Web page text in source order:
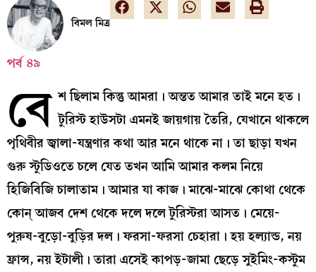
বিমল মিত্র
পর্ব ৪৯
বে শ ছিলাম কিন্তু আমরা। অন্তত আমার তাই মনে হত।
টুরিস্ট হাউসটা এমনই জায়গায় তৈরি, যেখানে থাকলে
পৃথিবীর জ্বালা-যন্ত্রণার কথা আর মনে থাকে না। তা ছাড়া যখন
গুরু স্টুডিওতে চলে যেত তখন আমি আমার কলম নিয়ে
হিজিবিজি চালাতাম। আমার যা কাজ। মাঝে-মাঝে কোথা থেকে
কোন্ আজব দেশ থেকে দলে দলে টুরিস্টরা আসত। মেয়ে-
পুরুষ-বুড়ো-বুড়ির দল। ফরসা-ফরসা চেহারা। হয় হল্যান্ড, নয়
ফ্রান্স, নয় ইটালী। তারা এসেই কাপড়-জামা ছেড়ে সুইমিং-কস্টুম